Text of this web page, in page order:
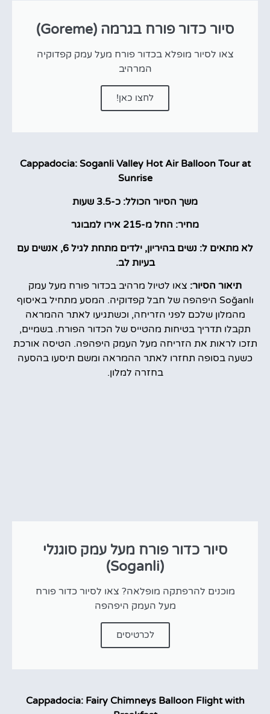
סיור כדור פורח בגרמה (Goreme)
צאו לסיור מופלא בכדור פורח מעל עמק קפדוקיה
המרהיב
לחצו כאן!
Cappadocia: Soganli Valley Hot Air Balloon Tour at
Sunrise
משך הסיור הכולל: כ-3.5 שעות
מחיר: החל מ-215 אירו למבוגר
לא מתאים ל: נשים בהיריון, ילדים מתחת לגיל 6, אנשים עם
בעיות לב.
תיאור הסיור: צאו לטיול מרהיב בכדור פורח מעל עמק
Soğanlı היפהפה של חבל קפדוקיה. המסע מתחיל באיסוף
מהמלון שלכם לפני הזריחה, וכשתגיעו לאתר ההמראה
תקבלו תדריך בטיחות מהטייס של הכדור הפורח. בשמיים,
תזכו לראות את הזריחה מעל העמק היפהפה. הטיסה אורכת
כשעה בסופה תחזרו לאתר ההמראה ומשם תיסעו בהסעה
בחזרה למלון.
סיור כדור פורח מעל עמק סוגנלי
(Soganli)
מוכנים להרפתקה מופלאה? צאו לסיור כדור פורח
מעל העמק היפהפה
לכרטיסים
Cappadocia: Fairy Chimneys Balloon Flight with